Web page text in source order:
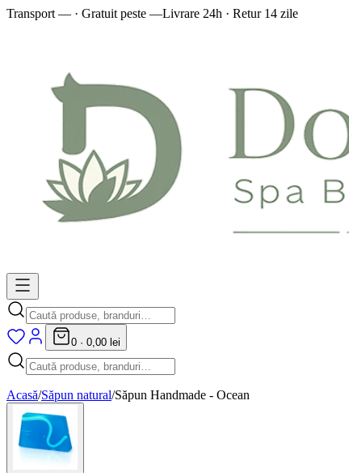
Transport — · Gratuit peste —Livrare 24h · Retur 14 zile
0 · 0,00 lei
Acasă/Săpun natural/Săpun Handmade - Ocean